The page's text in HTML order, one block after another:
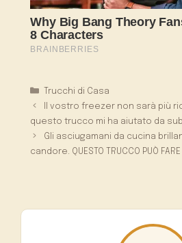
Categorie
Trucchi di Casa
Il vostro freezer non sarà più
questo trucco mi ha aiutato da
Gli asciugamani da cucina
candore. QUESTO TRUCCO PUÒ FARE